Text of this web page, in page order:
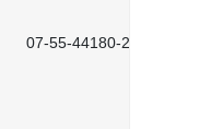
07-55-44180-2601